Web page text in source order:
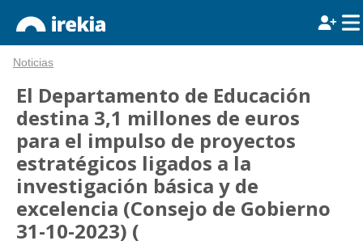
Noticias
El Departamento de Educación
destina 3,1 millones de euros
para el impulso de proyectos
estratégicos ligados a la
investigación básica y de
excelencia (Consejo de Gobierno
31-10-2023) (